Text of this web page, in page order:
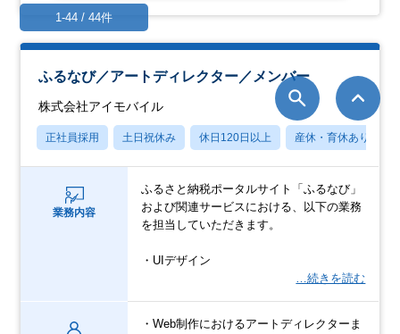
ふるなび／アートディレクター／メンバー
株式会社アイモバイル
正社員採用 土日祝休み 休日120日以上 産休・育休あり
業務内容
ふるさと納税ポータルサイト「ふるなび」
および関連サービスにおける、以下の業務
を担当していただきます。
・UIデザイン
…続きを読む
・Web制作におけるアートディレクターま
1-44 / 44件